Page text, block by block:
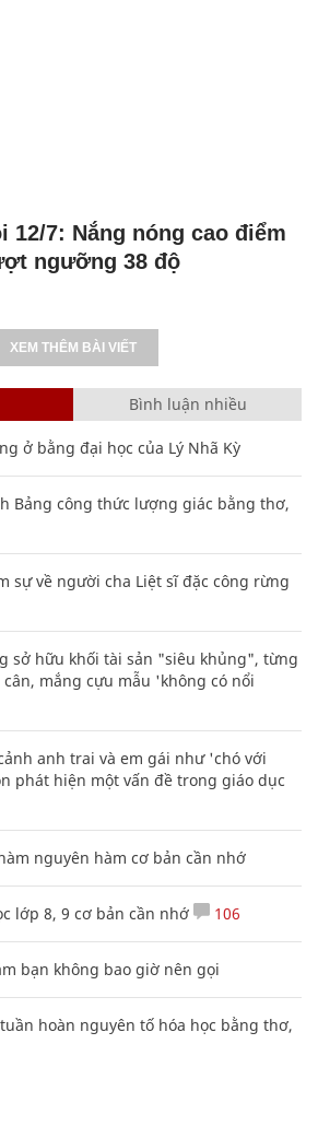
12/7: Nắng nóng cao điểm
ngưỡng 38 độ
XEM THÊM BÀI VIẾT
Bình luận nhiều
ở bằng đại học của Lý Nhã Kỳ
Bảng công thức lượng giác bằng thơ,
sự về người cha Liệt sĩ đặc công rừng
sở hữu khối tài sản "siêu khủng", từng
mắng cựu mẫu 'không có nổi
anh trai và em gái như 'chó với
phát hiện một vấn đề trong giáo dục
nguyên hàm cơ bản cần nhớ
lớp 8, 9 cơ bản cần nhớ 106
bạn không bao giờ nên gọi
hoàn nguyên tố hóa học bằng thơ,